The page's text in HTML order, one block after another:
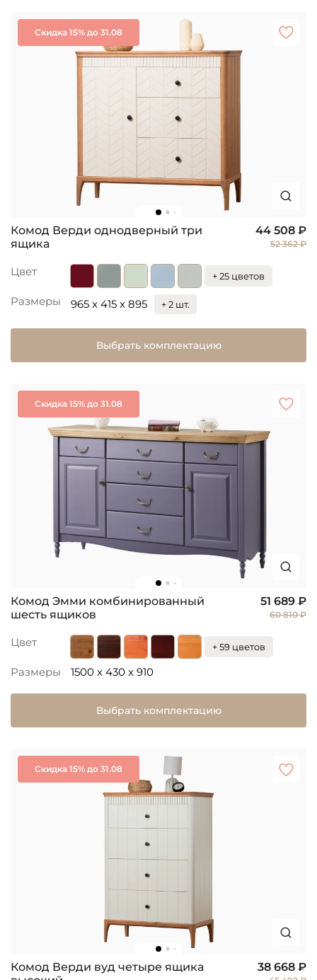
Скидка 15% до 31.08
Комод Верди однодверный три
ящика
44 508 ₽
52 362 ₽
Цвет + 25 цветов
Размеры 965 x 415 x 895 + 2 шт.
Выбрать комплектацию
Скидка 15% до 31.08
Комод Эмми комбинированный
шесть ящиков
51 689 ₽
60 810 ₽
Цвет + 59 цветов
Размеры 1500 x 430 x 910
Выбрать комплектацию
Скидка 15% до 31.08
Комод Верди вуд четыре ящика
38 668 ₽